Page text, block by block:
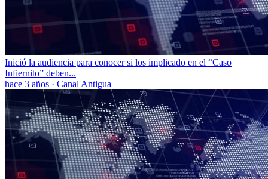
Inició la audiencia para conocer si los implicado en el “Caso
Infiernito” deben...
hace 3 años · Canal Antigua